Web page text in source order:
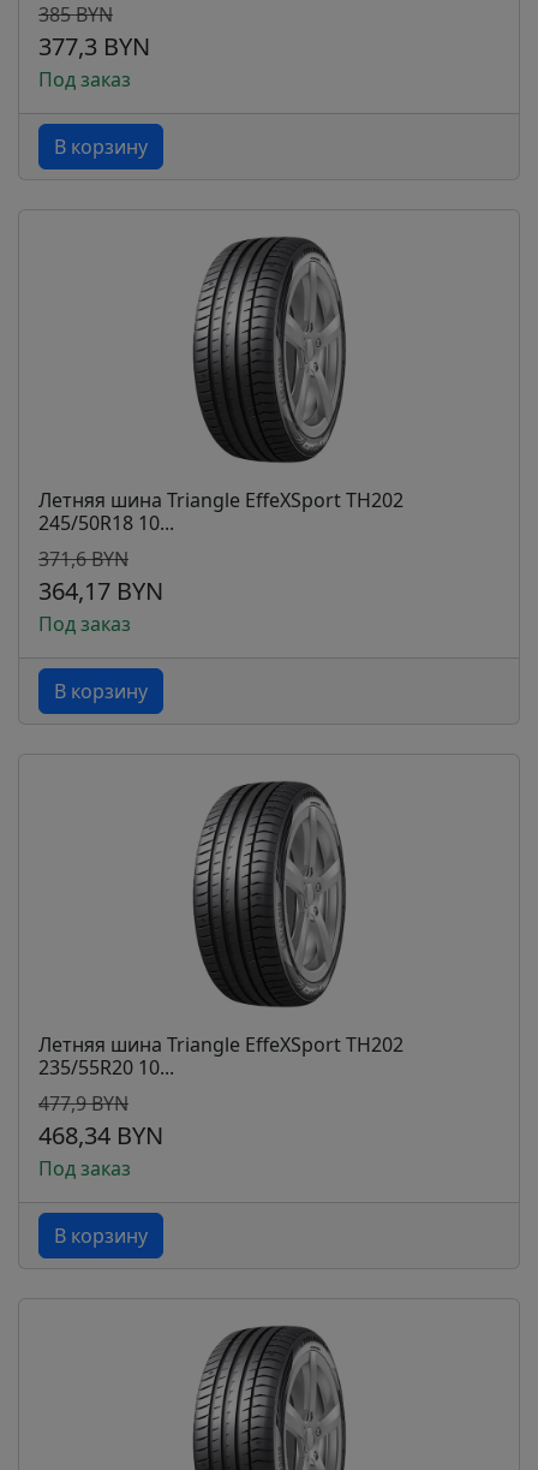
385 BYN
377,3 BYN
Под заказ
В корзину
Летняя шина Triangle EffeXSport TH202
245/50R18 10...
371,6 BYN
364,17 BYN
Под заказ
В корзину
Летняя шина Triangle EffeXSport TH202
235/55R20 10...
477,9 BYN
468,34 BYN
Под заказ
В корзину